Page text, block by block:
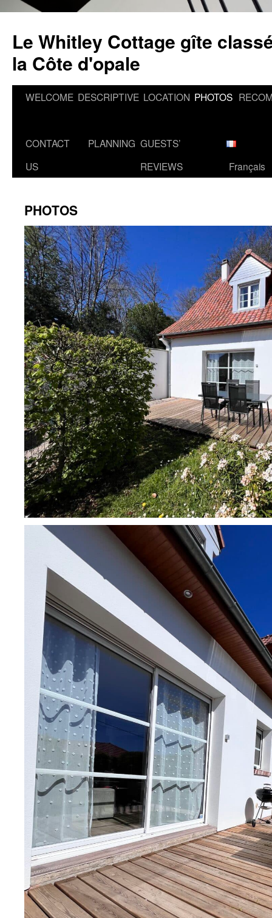
content
Le Whitley Cottage gîte
la Côte d'opale
WELCOME DESCRIPTIVE LOCATION PHOTOS
CONTACT
US
PLANNING GUESTS’
REVIEWS
Français
PHOTOS